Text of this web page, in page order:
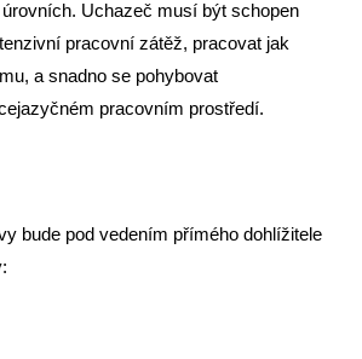
Uchazeč musí být schopen
pracovní zátěž, pracovat jak
a snadno se pohybovat
pracovním prostředí.
bude pod vedením přímého dohlížitele